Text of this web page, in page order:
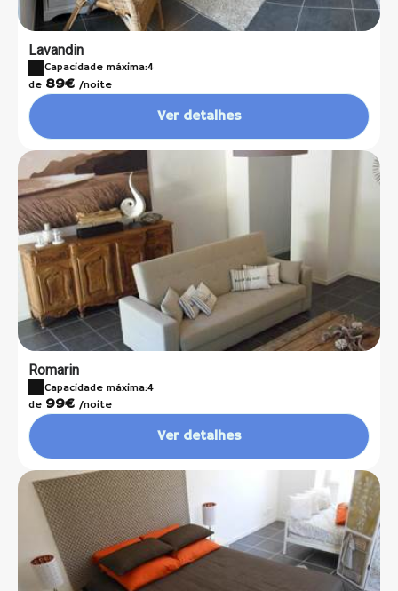
Lavandin
Capacidade máxima:4
de 89€ /noite
Ver detalhes
Romarin
Capacidade máxima:4
de 99€ /noite
Ver detalhes